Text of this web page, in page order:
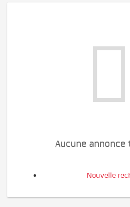
Aucune annonce
Nouvelle